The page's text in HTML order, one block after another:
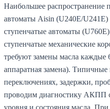
Наибольшее распространение
автоматы Aisin (U240E/
ступенчатые автоматы
ступенчатые механические
требуют замены масла каждые
аппаратная замена).
переключениях, задержки,
проводим диагностику АКПП
уровня и состояния масла.